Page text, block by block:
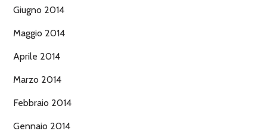
Giugno 2014
Maggio 2014
Aprile 2014
Marzo 2014
Febbraio 2014
Gennaio 2014